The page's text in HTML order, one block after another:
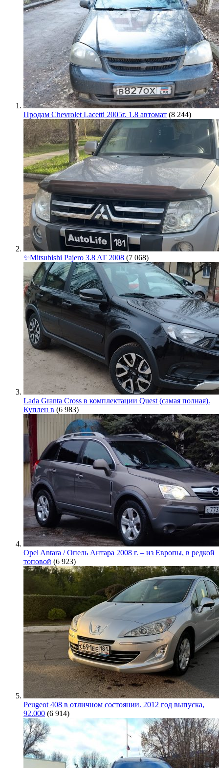
Продам Chevrolet Lacetti 2005г. 1.8 автомат (8 244)
✨Mitsubishi Pajero 3.8 AT 2008 (7 068)
Lada Granta Cross в комплектации Quest (самая полная).
Куплен в (6 983)
Opel Antara / Опель Антара 2008 г. – из Европы, в редкой
топовой (6 923)
Peugeot 408 в отличном состоянии. 2012 год выпуска,
92.000 (6 914)